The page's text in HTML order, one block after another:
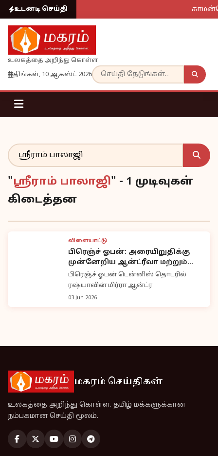
உடனடி செய்தி
உலகத்தை அறிந்து கொள்ள
திங்கள், 10 ஆகஸ்ட் 2026
"ஸ்ரீராம் பாலாஜி" - 1 முடிவுகள்
கிடைத்தன
விளையாட்டு
பிரெஞ்ச் ஓபன்: அரையிறுதிக்கு
முன்னேறிய ஆன்ட்ரீவா மற்றும்
மார்டா
பிரெஞ்ச் ஓபன் டென்னிஸ் தொடரில்
ரஷ்யாவின் மிர்ரா ஆன்ட்ர
03 Jun 2026
மகரம் செய்திகள்
உலகத்தை அறிந்து கொள்ள. தமிழ் மக்களுக்கான
நம்பகமான செய்தி மூலம்.